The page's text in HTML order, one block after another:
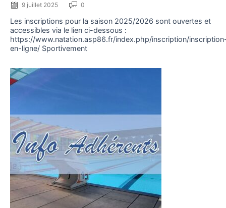
9 juillet 2025 0
Les inscriptions pour la saison 2025/2026 sont ouvertes et
accessibles via le lien ci-dessous :
https://www.natation.asp86.fr/index.php/inscription/
en-ligne/ Sportivement